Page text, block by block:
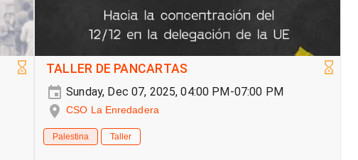
TALLER DE PANCARTAS
Sunday, Dec 07, 2025, 04:00 PM-07:00 PM
CSO La Enredadera
Palestina Taller